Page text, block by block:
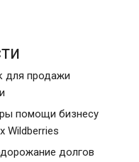
для продажи
помощи бизнесу
Wildberries
долгов